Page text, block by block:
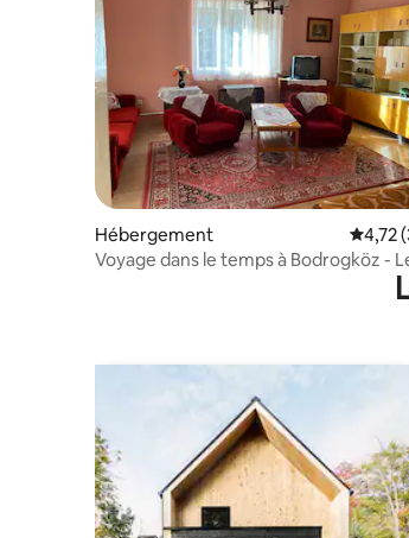
Hébergement
4,72
Voyage dans le temps à Bodrogköz -